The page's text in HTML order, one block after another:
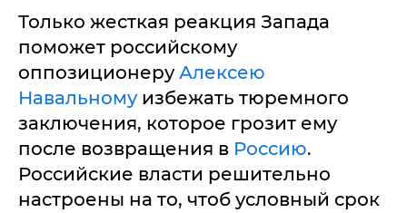
Только жесткая реакция Запада
поможет российскому
оппозиционеруАлексею
Навальному избежать тюремного
заключения, которое грозит ему
после возвращения в Россию.
Российские власти решительно
настроены на то, чтоб условный срок